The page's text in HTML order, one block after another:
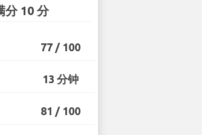
分 10 分
77 / 100
13 分钟
81 / 100